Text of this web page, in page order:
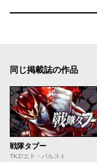
同じ掲載誌の作品
戦隊タブー
TK2/エド・バルスト